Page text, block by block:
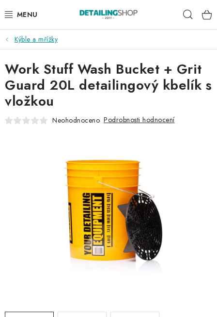
na
AKCE
NOVINKY
EXTERIÉR
INTERIÉR
DÁRKOVÉ SADY A POUKAZY
Kýble a mřížky
Work Stuff Wash Bucket + Grit
Guard 20L detailingový kbelík s
vložkou
Neohodnoceno Podrobnosti hodnocení